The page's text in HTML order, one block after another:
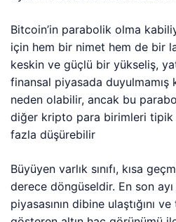
Bitcoin’in parabolik olma
için hem bir nimet hem de bir
keskin ve güçlü bir yükseliş,
finansal piyasada duyulmamış
neden olabilir, ancak bu
diğer kripto para birimleri tipik
fazla düşürebilir
Büyüyen varlık sınıfı, kısa
derece döngüseldir. En son ayı
piyasasının dibine ulaştığını